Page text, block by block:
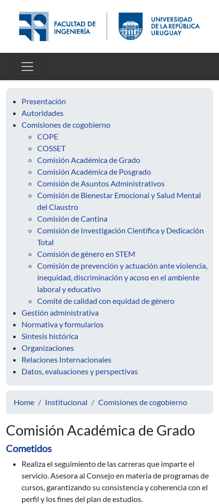
Presentación
Autoridades
Comisiones de cogobierno
COPE
COSSET
Comisión Académica de Grado
Comisión Académica de Posgrado
Comisión de Asuntos Administrativos
Comisión de Bienestar Emocional y Salud Mental
del Claustro
Comisión de Cantina
Comisión de Investigación Científica y Dedicación
Total
Comisión de género en STEM
Comisión de prevención y actuación ante violencia,
inequidad, discriminación y acoso en el ambiente
laboral y educativo
Comité de calidad con equidad de género
Gestión administrativa
Normativa y formularios
Síntesis histórica
Organizaciones
Relaciones Internacionales
Datos, evaluaciones y perspectivas
Home Institucional Comisiones de cogobierno
Comisión Académica de Grado
Cometidos
Realiza el seguimiento de las carreras que imparte el
servicio. Asesora al Consejo en materia de programas de
cursos, garantizando su consistencia y coherencia con el
perfil y los fines del plan de estudios.